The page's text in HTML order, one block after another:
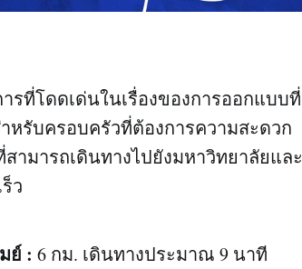
รที่โดดเด่นในเรื่องของการออกแบบที่
หรับครอบครัวที่ต้องการความสะดวก
ามารถเดินทางไปยังมหาวิทยาลัยและ
ว
ย์ : 6 กม. เดินทางประมาณ 9 นาที